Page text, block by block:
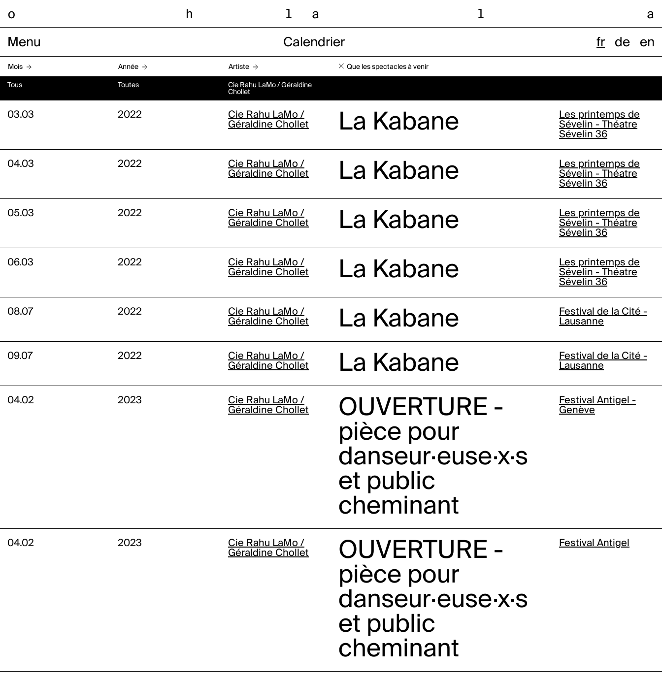
o h l a l a
Menu Calendrier fr de en
Mois Année Artiste Que les spectacles à venir
Tous Toutes
Cie Rahu LaMo / Géraldine
Chollet
03.03 2022
Cie Rahu LaMo /
Géraldine Chollet
La Kabane
Les printemps de
Sévelin - Théatre
Sévelin 36
04.03 2022
Cie Rahu LaMo /
Géraldine Chollet
La Kabane
Les printemps de
Sévelin - Théatre
Sévelin 36
05.03 2022
Cie Rahu LaMo /
Géraldine Chollet
La Kabane
Les printemps de
Sévelin - Théatre
Sévelin 36
06.03 2022
Cie Rahu LaMo /
Géraldine Chollet
La Kabane
Les printemps de
Sévelin - Théatre
Sévelin 36
08.07 2022
Cie Rahu LaMo /
Géraldine Chollet
La Kabane
Festival de la Cité -
Lausanne
09.07 2022
Cie Rahu LaMo /
Géraldine Chollet
La Kabane
Festival de la Cité -
Lausanne
04.02 2023
Cie Rahu LaMo /
Géraldine Chollet
OUVERTURE -
pièce pour
danseur·euse·x·s
et public
cheminant
Festival Antigel -
Genève
04.02 2023
Cie Rahu LaMo /
Géraldine Chollet
OUVERTURE -
pièce pour
danseur·euse·x·s
et public
cheminant
Festival Antigel